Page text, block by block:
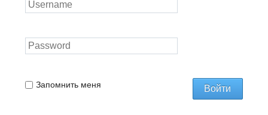
Запомнить меня